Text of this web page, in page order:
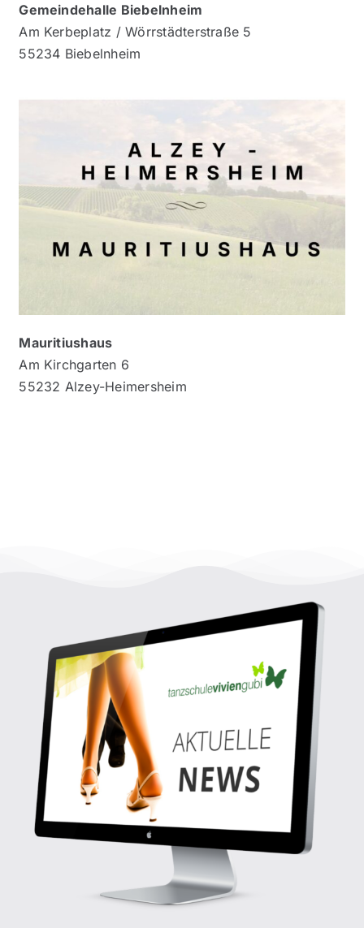
Gemeindehalle Biebelnheim
Am Kerbeplatz / Wörrstädterstraße 5
55234 Biebelnheim
Mauritiushaus
Am Kirchgarten 6
55232 Alzey-Heimersheim